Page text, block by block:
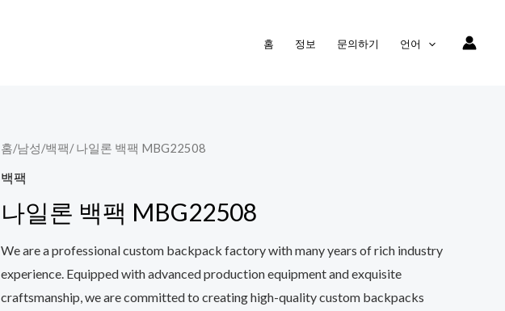
홈 정보 문의하기 언어
홈/남성/백팩/ 나일론 백팩 MBG22508
백팩
나일론 백팩 MBG22508
We are a professional custom backpack factory with many years of rich industry
experience. Equipped with advanced production equipment and exquisite
craftsmanship, we are committed to creating high-quality custom backpacks